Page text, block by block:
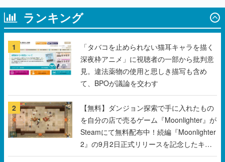
ランキング
1
「タバコを止められない猫耳キャラを描く
深夜枠アニメ」に視聴者の一部から批判意
見。違法薬物の使用と思しき描写も含め
て、BPOが議論を交わす
2
【無料】ダンジョン探索で手に入れたもの
を自分の店で売るゲーム『Moonlighter』が
Steamにて無料配布中！続編『Moonlighter
2』の9月2日正式リリースを記念したキャ
ンペーン